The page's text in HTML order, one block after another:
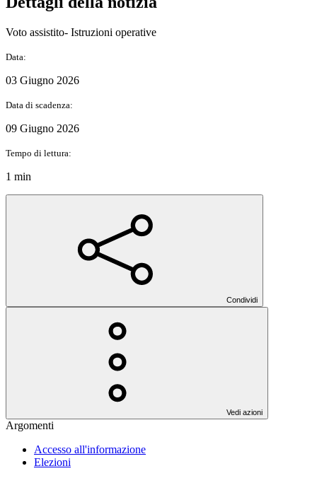
Voto assistito- Istruzioni operative
Data:
03 Giugno 2026
Data di scadenza:
09 Giugno 2026
Tempo di lettura:
1 min
Condividi
Vedi azioni
Argomenti
Accesso all'informazione
Elezioni